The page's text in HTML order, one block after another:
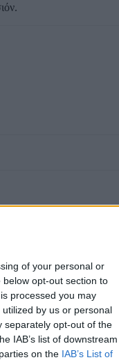
of your personal or
opt-out section to
processed you may
by us or personal
separately opt-out of the
IAB’s list of downstream
on the IAB’s List of